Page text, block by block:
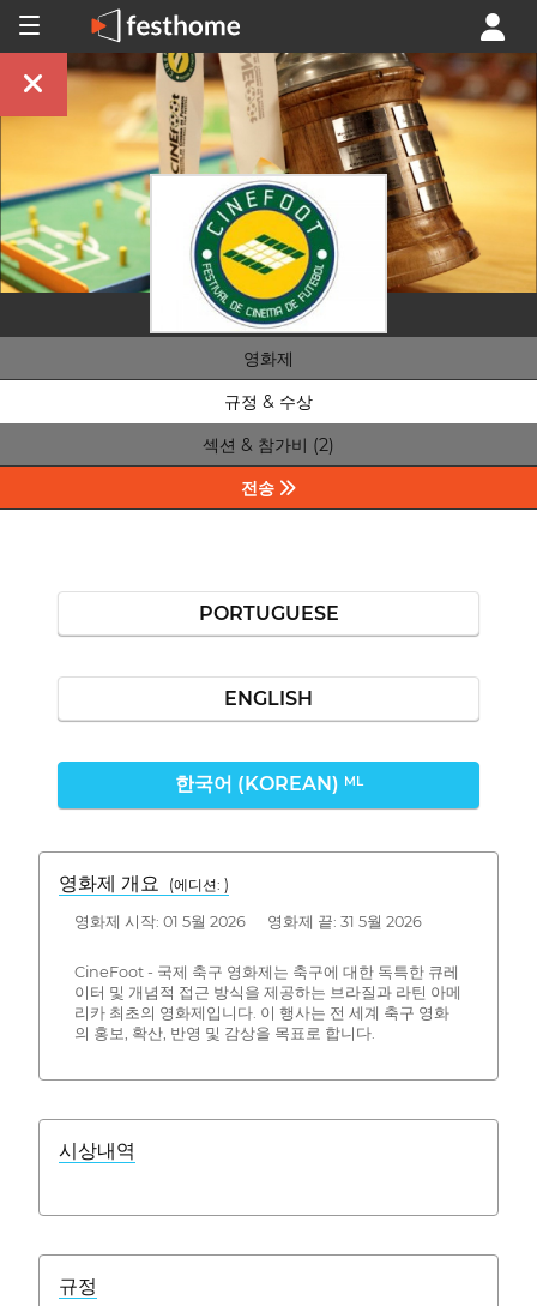
영화제
규정 & 수상
섹션 & 참가비 (2)
전송
PORTUGUESE
ENGLISH
한국어 (KOREAN) ML
영화제 개요 (에디션: )
영화제 시작: 01 5월 2026 영화제 끝: 31 5월 2026
CineFoot - 국제 축구 영화제는 축구에 대한 독특한 큐레
이터 및 개념적 접근 방식을 제공하는 브라질과 라틴 아메
리카 최초의 영화제입니다. 이 행사는 전 세계 축구 영화
의 홍보, 확산, 반영 및 감상을 목표로 합니다.
시상내역
규정